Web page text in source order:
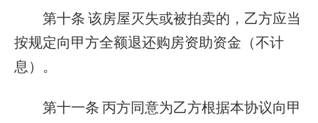
第十条 该房屋灭失或被拍卖的，乙方应当
按规定向甲方全额退还购房资助资金（不计
息）。
第十一条 丙方同意为乙方根据本协议向甲